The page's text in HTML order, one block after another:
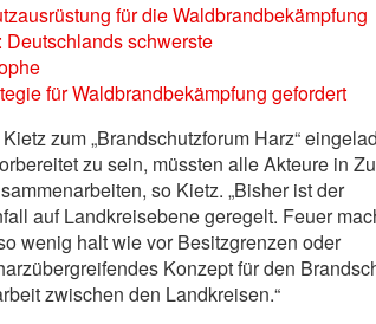
für die Waldbrandbekämpfung
schwerste
für Waldbrandbekämpfung gefordert
zum „Brandschutzforum Harz“
zu sein, müssten alle Akteure in
so Kietz. „Bisher ist der
auf Landkreisebene geregelt. Feuer
wenig halt wie vor Besitzgrenzen oder
Konzept für den
zwischen den Landkreisen.“